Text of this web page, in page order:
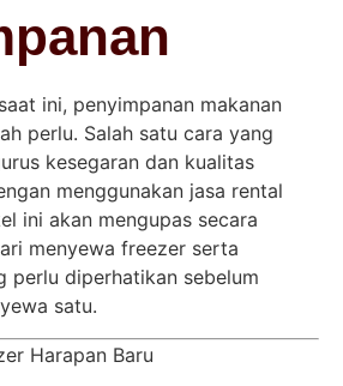
ini, penyimpanan makanan
perlu. Salah satu cara yang
kesegaran dan kualitas
menggunakan jasa rental
ini akan mengupas secara
menyewa freezer serta
perlu diperhatikan sebelum
satu.